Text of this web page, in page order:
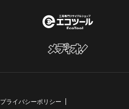
プライバシーポリシー